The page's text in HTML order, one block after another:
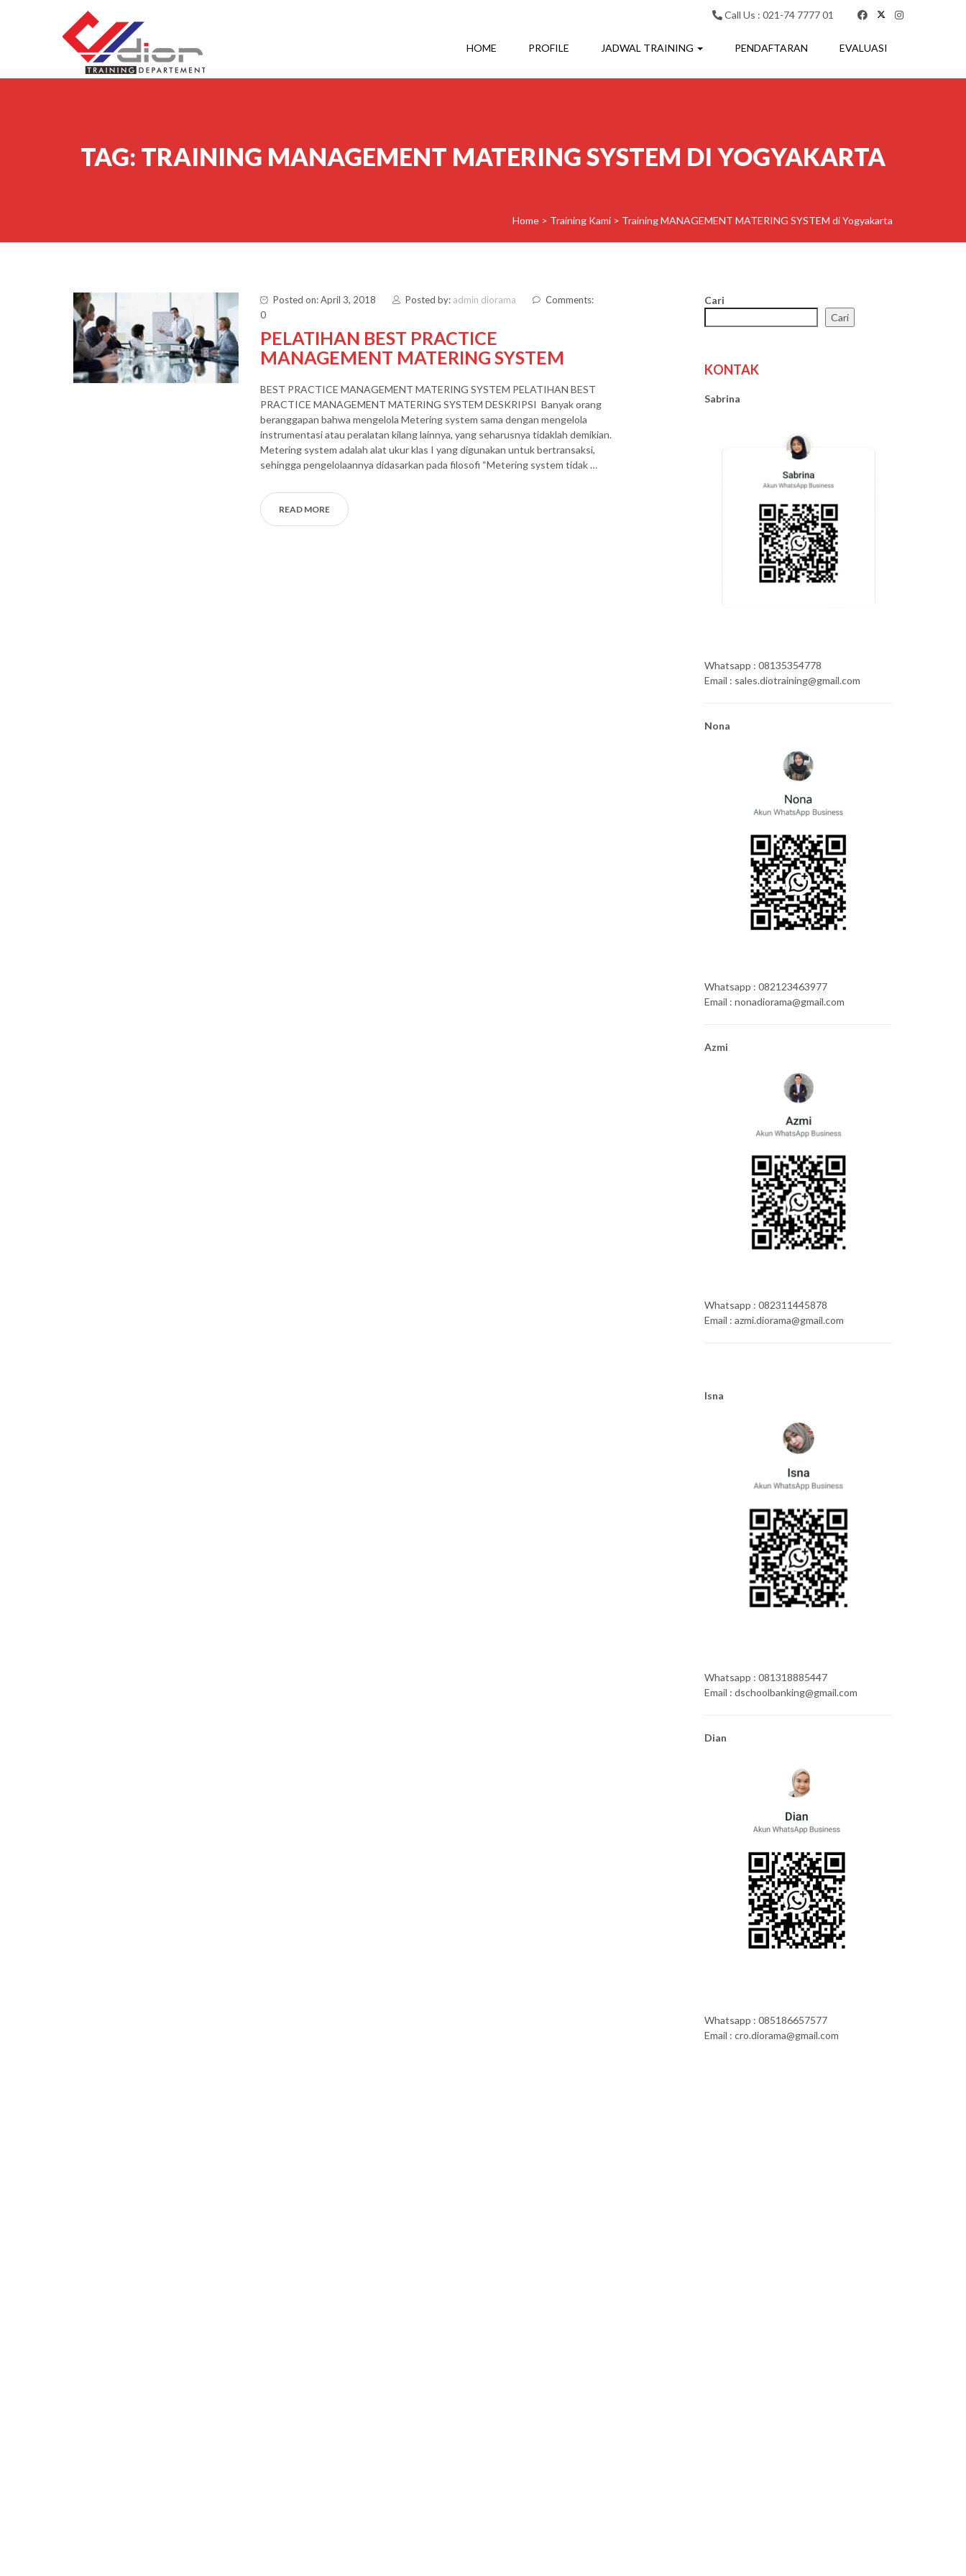
Call Us : 021-74 7777 01
HOME PROFILE JADWAL TRAINING PENDAFTARAN EVALUASI
TAG: TRAINING MANAGEMENT MATERING SYSTEM DI YOGYAKARTA
Home > Training Kami > Training MANAGEMENT MATERING SYSTEM di Yogyakarta
Posted on: April 3, 2018 Posted by: admin diorama
Comments:
0
PELATIHAN BEST PRACTICE
MANAGEMENT MATERING SYSTEM
BEST PRACTICE MANAGEMENT MATERING SYSTEM PELATIHAN BEST
PRACTICE MANAGEMENT MATERING SYSTEM DESKRIPSI Banyak orang
beranggapan bahwa mengelola Metering system sama dengan mengelola
instrumentasi atau peralatan kilang lainnya, yang seharusnya tidaklah demikian.
Metering system adalah alat ukur klas I yang digunakan untuk bertransaksi,
sehingga pengelolaannya didasarkan pada filosofi “Metering system tidak …
READ MORE
Cari
Cari
KONTAK
Sabrina
Whatsapp : 08135354778
Email : sales.diotraining@gmail.com
Nona
Whatsapp : 082123463977
Email : nonadiorama@gmail.com
Azmi
Whatsapp : 082311445878
Email : azmi.diorama@gmail.com
Isna
Whatsapp : 081318885447
Email : dschoolbanking@gmail.com
Dian
Whatsapp : 085186657577
Email : cro.diorama@gmail.com